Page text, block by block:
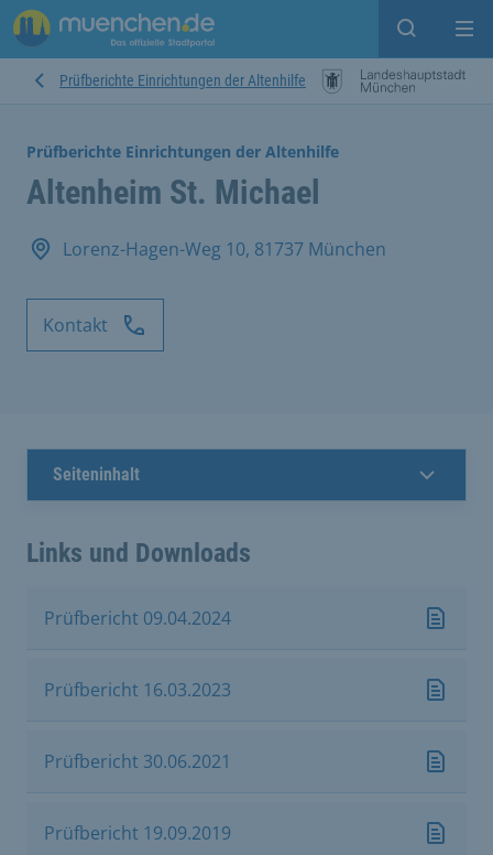
Suche
Prüfberichte Einrichtungen der Altenhilfe
Prüfberichte Einrichtungen der Altenhilfe
Altenheim St. Michael
Lorenz-Hagen-Weg 10, 81737 München
Kontakt
Seiteninhalt
Links und Downloads
Prüfbericht 09.04.2024
Prüfbericht 16.03.2023
Prüfbericht 30.06.2021
Prüfbericht 19.09.2019